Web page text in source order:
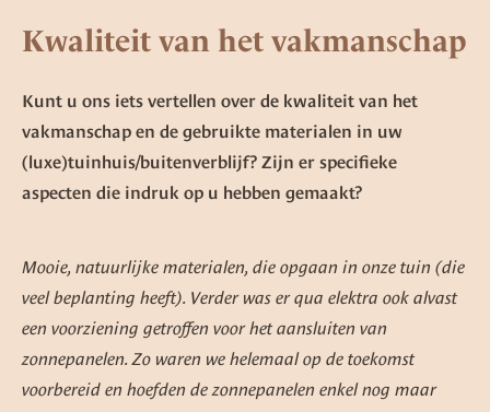
Kwaliteit van het vakmanschap
Kunt u ons iets vertellen over de kwaliteit van het
vakmanschap en de gebruikte materialen in uw
(luxe)tuinhuis/buitenverblijf? Zijn er specifieke
aspecten die indruk op u hebben gemaakt?
Mooie, natuurlijke materialen, die opgaan in onze tuin (die
veel beplanting heeft). Verder was er qua elektra ook alvast
een voorziening getroffen voor het aansluiten van
zonnepanelen. Zo waren we helemaal op de toekomst
voorbereid en hoefden de zonnepanelen enkel nog maar